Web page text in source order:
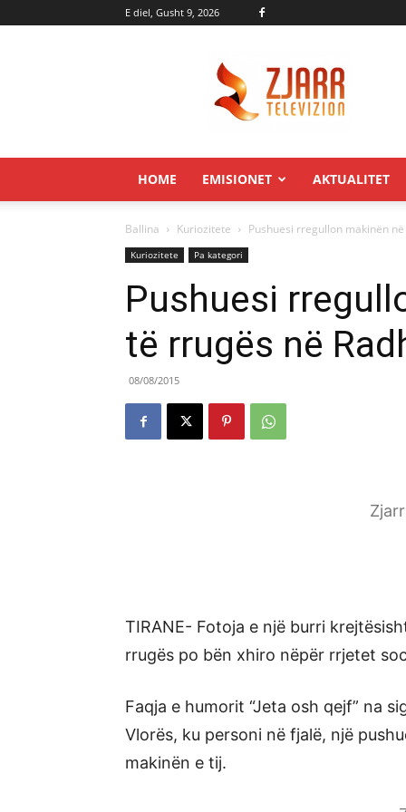
E diel, Gusht 9, 2026
HOME EMISIONET AKTUALITET
Ballina Kuriozitete Pushuesi rregullon makinën
Kuriozitete Pa kategori
Pushuesi
të rrugës në
08/08/2015
TIRANE- Fotoja e një burri
rrugës po bën xhiro nëpër rrjetet
Faqja e humorit “Jeta osh qejf” na
Vlorës, ku personi në fjalë, një
makinën e tij.